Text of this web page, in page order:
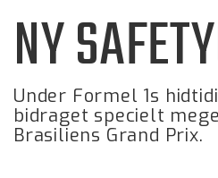
NY
Under Formel 1s
bidraget specielt
Brasiliens Grand Prix.